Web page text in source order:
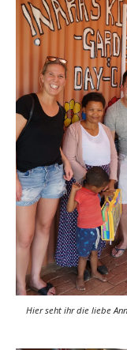
Hier seht ihr die liebe